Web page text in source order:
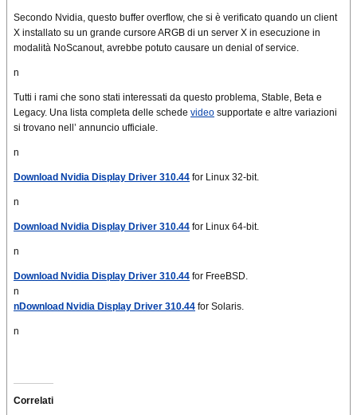
Secondo Nvidia, questo buffer overflow, che si è verificato quando un client
X installato su un grande cursore ARGB di un server X in esecuzione in
modalità NoScanout, avrebbe potuto causare un denial of service.
n
Tutti i rami che sono stati interessati da questo problema, Stable, Beta e
Legacy. Una lista completa delle schede video supportate e altre variazioni
si trovano nell’ annuncio ufficiale.
n
Download Nvidia Display Driver 310.44 for Linux 32-bit.
n
Download Nvidia Display Driver 310.44 for Linux 64-bit.
n
Download Nvidia Display Driver 310.44 for FreeBSD.
n
nDownload Nvidia Display Driver 310.44 for Solaris.
n
Correlati